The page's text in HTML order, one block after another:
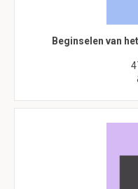
Beginselen van